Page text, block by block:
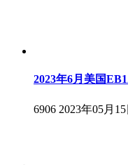
2023年6月美国
6906 2023年05月15